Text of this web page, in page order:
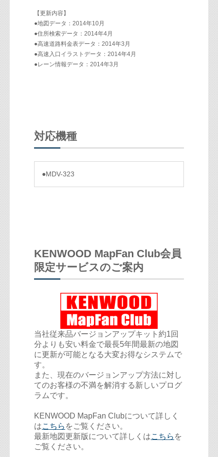
【更新内容】
●地図データ：2014年10月
●住所検索データ：2014年4月
●高速道路料金表データ：2014年3月
●高速入口イラストデータ：2014年4月
●レーン情報データ：2014年3月
対応機種
●MDV-323
KENWOOD MapFan Club会員
限定サービスのご案内
当社従来品バージョンアップキット約1回
分よりも安い料金で最長5年間最新の地図
に更新が可能となる大変お得なシステムで
す。
また、現在のバージョンアップ方法に対し
てのお客様の不満を解消する新しいプログ
ラムです。
KENWOOD MapFan Clubについて詳しく
はこちら をご覧ください。
最新地図更新版について詳しくはこちら を
ご覧ください。